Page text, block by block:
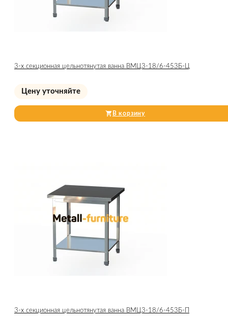
3-х секционная цельнотянутая ванна ВМЦ3-18/6-453Б-Ц
Цену уточняйте
В корзину
3-х секционная цельнотянутая ванна ВМЦ3-18/6-453Б-П